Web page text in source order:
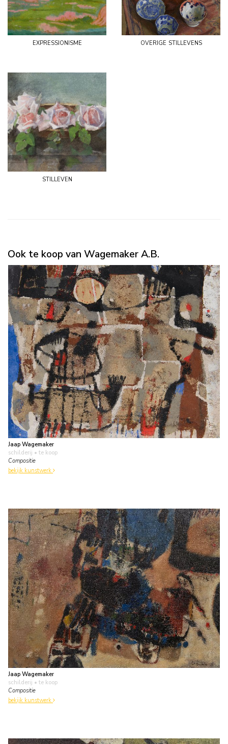
expressionisme overige stillevens
stilleven
Ook te koop van Wagemaker A.B.
Jaap Wagemaker
schilderij • te koop
Compositie
bekijk kunstwerk
Jaap Wagemaker
schilderij • te koop
Compositie
bekijk kunstwerk